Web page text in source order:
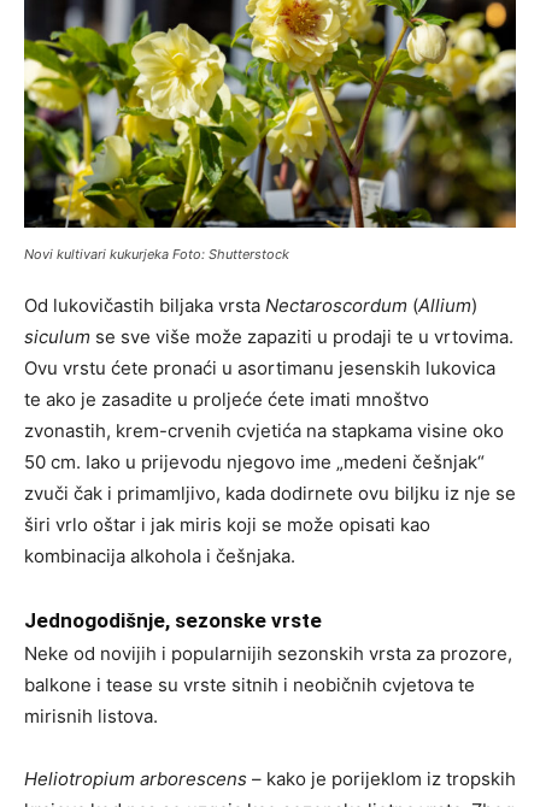
Novi kultivari kukurjeka Foto: Shutterstock
Od lukovičastih biljaka vrsta Nectaroscordum (Allium)
siculum se sve više može zapaziti u prodaji te u vrtovima.
Ovu vrstu ćete pronaći u asortimanu jesenskih lukovica
te ako je zasadite u proljeće ćete imati mnoštvo
zvonastih, krem-crvenih cvjetića na stapkama visine oko
50 cm. Iako u prijevodu njegovo ime „medeni češnjak“
zvuči čak i primamljivo, kada dodirnete ovu biljku iz nje se
širi vrlo oštar i jak miris koji se može opisati kao
kombinacija alkohola i češnjaka.
Jednogodišnje, sezonske vrste
Neke od novijih i popularnijih sezonskih vrsta za prozore,
balkone i tease su vrste sitnih i neobičnih cvjetova te
mirisnih listova.
Heliotropium arborescens – kako je porijeklom iz tropskih